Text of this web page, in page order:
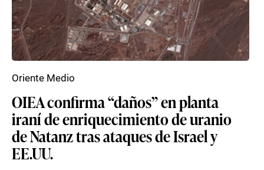
OIEA confirma “daños” en planta
iraní de enriquecimiento de uranio
de Natanz tras ataques de Israel y
EE.UU.
Oriente Medio